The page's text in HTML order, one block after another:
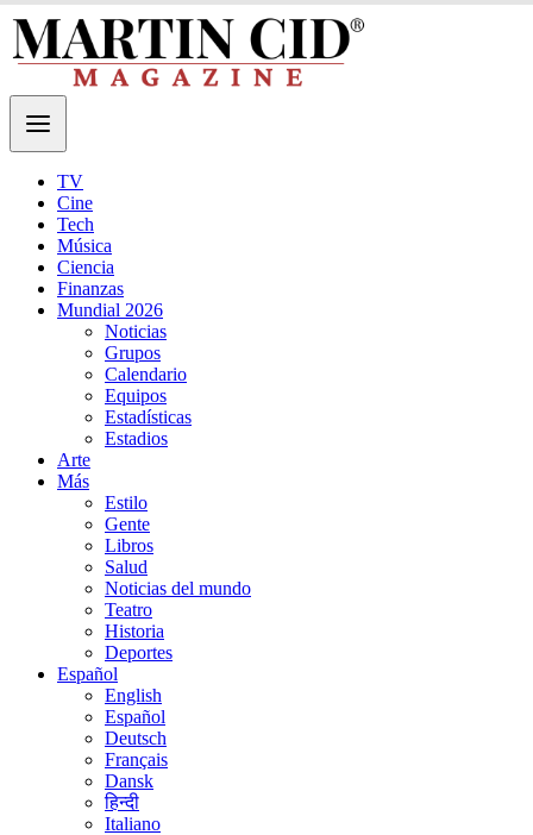
TV
Cine
Tech
Música
Ciencia
Finanzas
Mundial 2026
Noticias
Grupos
Calendario
Equipos
Estadísticas
Estadios
Arte
Más
Estilo
Gente
Libros
Salud
Noticias del mundo
Teatro
Historia
Deportes
Español
English
Español
Deutsch
Français
Dansk
हिन्दी
Italiano